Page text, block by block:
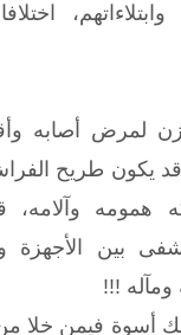
لمرض أصابه
يكون طريح
همومه
بين الأجهزة
!!!
أسوة فيمن خلا